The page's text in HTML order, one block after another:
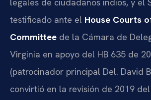
legales de ciudadanos indios, y el
testificado ante el House Courts
Committee de la Cámara de
Virginia en apoyo del HB 635 de
(patrocinador principal Del. David
convirtió en la revisión de 2019 del